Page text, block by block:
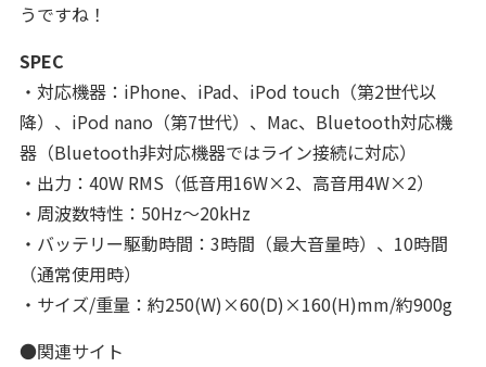
うですね！
SPEC
・対応機器：iPhone、iPad、iPod touch（第2世代以
降）、iPod nano（第7世代）、Mac、Bluetooth対応機
器（Bluetooth非対応機器ではライン接続に対応）
・出力：40W RMS（低音用16W×2、高音用4W×2）
・周波数特性：50Hz～20kHz
・バッテリー駆動時間：3時間（最大音量時）、10時間
（通常使用時）
・サイズ/重量：約250(W)×60(D)×160(H)mm/約900g
●関連サイト